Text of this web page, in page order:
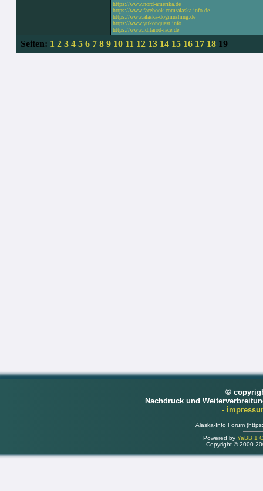
https://www.nord-amerika.de
https://www.facebook.com/alaska.info.de
https://www.alaska-dogmushing.de
https://www.yukonquest.info
https://www.iditarod-race.de
Seiten: 1 2 3 4 5 6 7 8 9 10 11 12 13 14 15 16 17 1819
©
Nachdruck und
-
Alaska-Info Forum
Powered by YaBB 1
Copyright © 2000-